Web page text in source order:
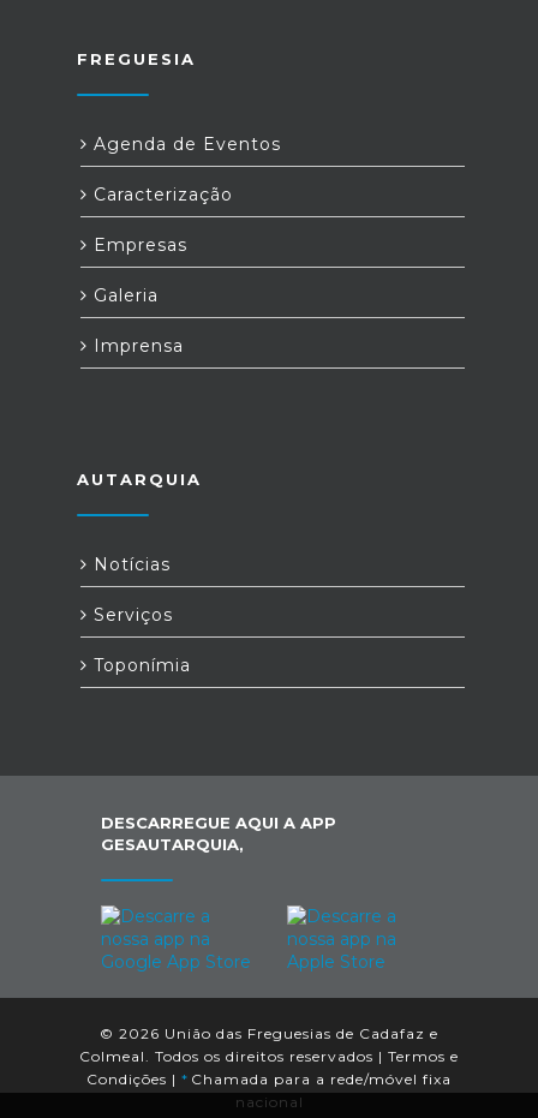
FREGUESIA
Agenda de Eventos
Caracterização
Empresas
Galeria
Imprensa
AUTARQUIA
Notícias
Serviços
Toponímia
DESCARREGUE AQUI A APP
GESAUTARQUIA,
© 2026 União das Freguesias de Cadafaz e
Colmeal. Todos os direitos reservados | Termos e
Condições | * Chamada para a rede/móvel fixa
nacional